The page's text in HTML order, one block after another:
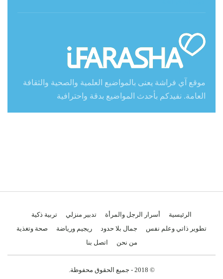
موقع آي فراشة يعنى بالمواضيع العلمية والصحية والثقافة
العامة. نفيدكم بأحدث المواضيع بدقة واحترافية
الرئيسية أسرار الرجل والمرأة تدبير منزلي
تربية ذكية
تطوير ذاتي وعلم نفس
جمال بلا حدود ريجيم ورياضة
صحة وتغذية
من نحن
اتصل بنا
© 2018 - جميع الحقوق محفوظة.